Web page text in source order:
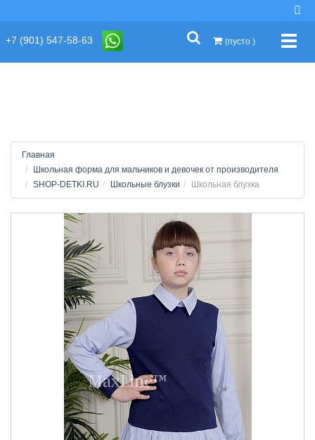
+7 (901) 547-58-63 (пусто )
Главная
Школьная форма для мальчиков и девочек от производителя
SHOP-DETKI.RU
Школьные блузки Школьная блузка